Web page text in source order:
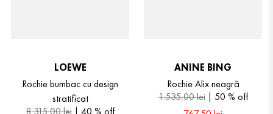
LOEWE
Rochie bumbac cu design
stratificat
ANINE BING
Rochie Alix neagră
1.535,00lei 50 % off